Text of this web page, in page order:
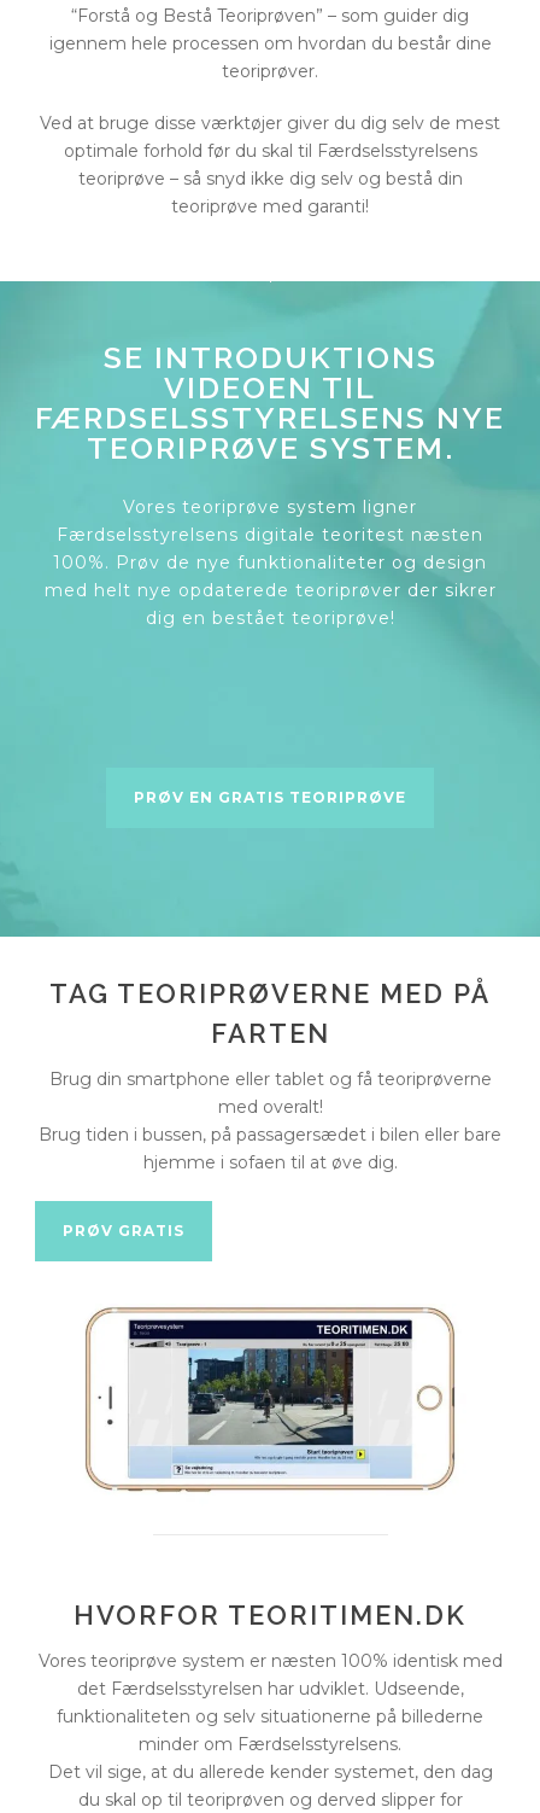
“Forstå og Bestå Teoriprøven” – som guider dig
igennem hele processen om hvordan du består dine
teoriprøver.
Ved at bruge disse værktøjer giver du dig selv de mest
optimale forhold før du skal til Færdselsstyrelsens
teoriprøve – så snyd ikke dig selv og bestå din
teoriprøve med garanti!
SE INTRODUKTIONS
VIDEOEN TIL
FÆRDSELSSTYRELSENS NYE
TEORIPRØVE SYSTEM.
Vores teoriprøve system ligner
Færdselsstyrelsens digitale teoritest næsten
100%. Prøv de nye funktionaliteter og design
med helt nye opdaterede teoriprøver der sikrer
dig en bestået teoriprøve!
PRØV EN GRATIS TEORIPRØVE
TAG TEORIPRØVERNE MED PÅ
FARTEN
Brug din smartphone eller tablet og få teoriprøverne
med overalt!
Brug tiden i bussen, på passagersædet i bilen eller bare
hjemme i sofaen til at øve dig.
PRØV GRATIS
HVORFOR TEORITIMEN.DK
Vores teoriprøve system er næsten 100% identisk med
det Færdselsstyrelsen har udviklet. Udseende,
funktionaliteten og selv situationerne på billederne
minder om Færdselsstyrelsens.
Det vil sige, at du allerede kender systemet, den dag
du skal op til teoriprøven og derved slipper for